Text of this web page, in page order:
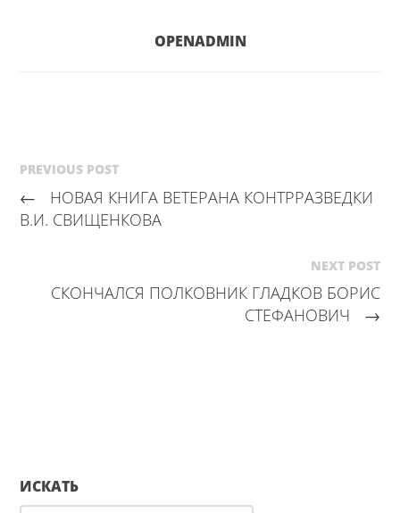
OPENADMIN
PREVIOUS POST
←
НОВАЯ КНИГА ВЕТЕРАНА КОНТРРАЗВЕДКИ
В.И. СВИЩЕНКОВА
NEXT POST
СКОНЧАЛСЯ ПОЛКОВНИК ГЛАДКОВ БОРИС
СТЕФАНОВИЧ
→
ИСКАТЬ